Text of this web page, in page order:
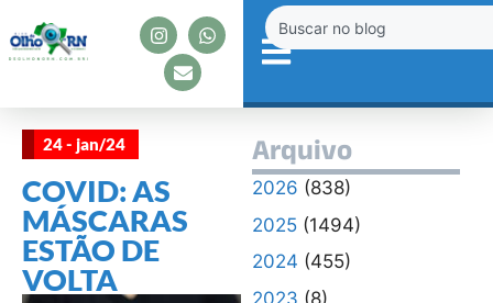
24 - jan/24
COVID: AS
MÁSCARAS
ESTÃO DE
VOLTA
Arquivo
2026 (838)
2025(1494)
2024 (455)
2023 (8)